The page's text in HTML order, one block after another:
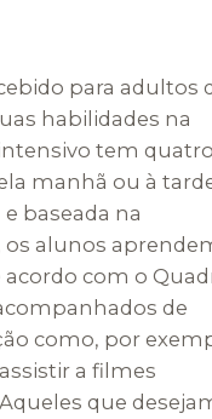
para adultos
habilidades na
tem quatro
manhã ou à
baseada na
alunos
com o
de
como, por
a filmes
que